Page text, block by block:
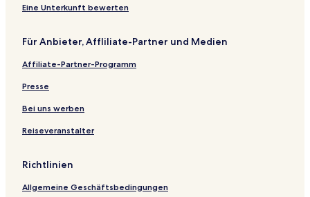
Eine Unterkunft bewerten
Für Anbieter, Affliliate-Partner und Medien
Affiliate-Partner-Programm
Presse
Bei uns werben
Reiseveranstalter
Richtlinien
Allgemeine Geschäftsbedingungen